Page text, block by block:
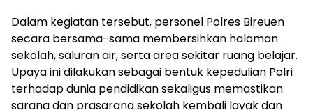
Dalam kegiatan tersebut, personel Polres Bireuen
secara bersama-sama membersihkan halaman
sekolah, saluran air, serta area sekitar ruang belajar.
Upaya ini dilakukan sebagai bentuk kepedulian Polri
terhadap dunia pendidikan sekaligus memastikan
sarana dan prasarana sekolah kembali layak dan